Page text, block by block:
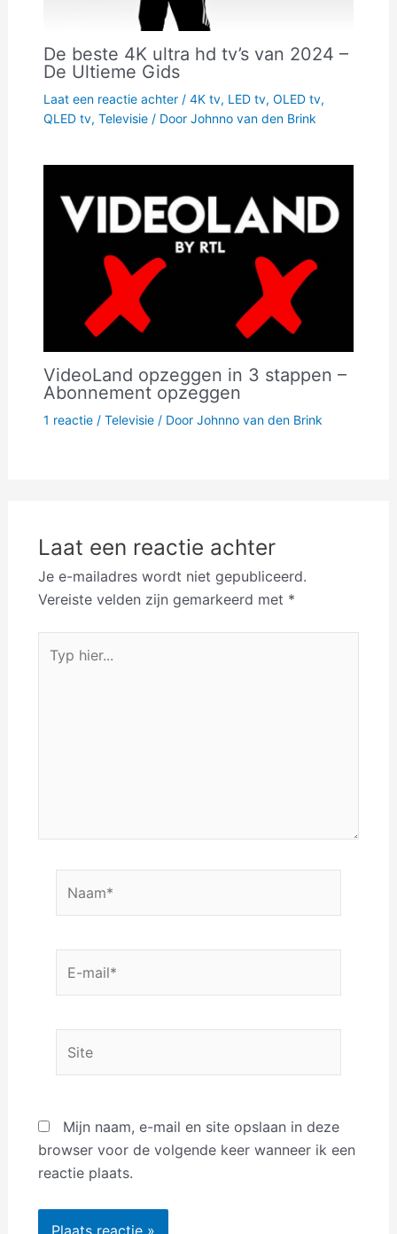
De beste 4K ultra hd tv’s van 2024 –
De Ultieme Gids
Laat een reactie achter / 4K tv, LED tv, OLED tv,
QLED tv, Televisie/ Door Johnno van den Brink
VideoLand opzeggen in 3 stappen –
Abonnement opzeggen
1 reactie / Televisie/ Door Johnno van den Brink
Laat een reactie achter
Je e-mailadres wordt niet gepubliceerd.
Vereiste velden zijn gemarkeerd met *
hier...
mail*
Mijn naam, e-mail en site opslaan in deze
browser voor de volgende keer wanneer ik een
reactie plaats.